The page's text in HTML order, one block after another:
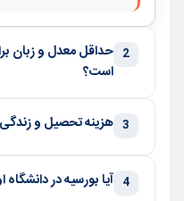
2 حداقل معدل و زبان
است؟
3 هزینه تحصیل و
4 آیا بورسیه در